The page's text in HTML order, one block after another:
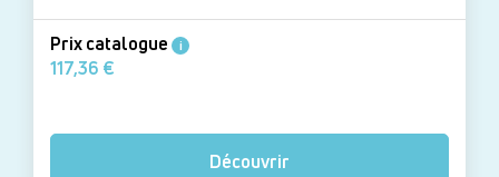
Prix catalogue i
117,36 €
Découvrir